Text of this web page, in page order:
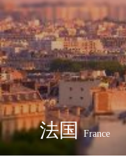
法国France